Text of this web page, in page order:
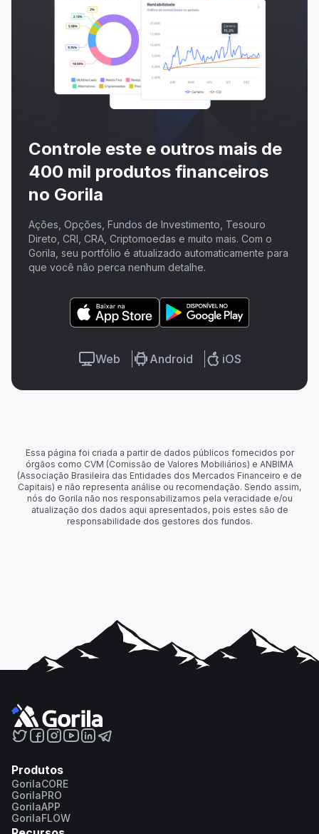
Controle este e outros mais de
400 mil produtos financeiros
no Gorila
Ações, Opções, Fundos de Investimento, Tesouro
Direto, CRI, CRA, Criptomoedas e muito mais. Com o
Gorila, seu portfólio é atualizado automaticamente para
que você não perca nenhum detalhe.
Web Android iOS
Essa página foi criada a partir de dados públicos fornecidos por
órgãos como CVM (Comissão de Valores Mobiliários) e ANBIMA
(Associação Brasileira das Entidades dos Mercados Financeiro e de
Capitais) e não representa análise ou recomendação. Sendo assim,
nós do Gorila não nos responsabilizamos pela veracidade e/ou
atualização dos dados aqui apresentados, pois estes são de
responsabilidade dos gestores dos fundos.
Produtos
GorilaCORE
GorilaPRO
GorilaAPP
GorilaFLOW